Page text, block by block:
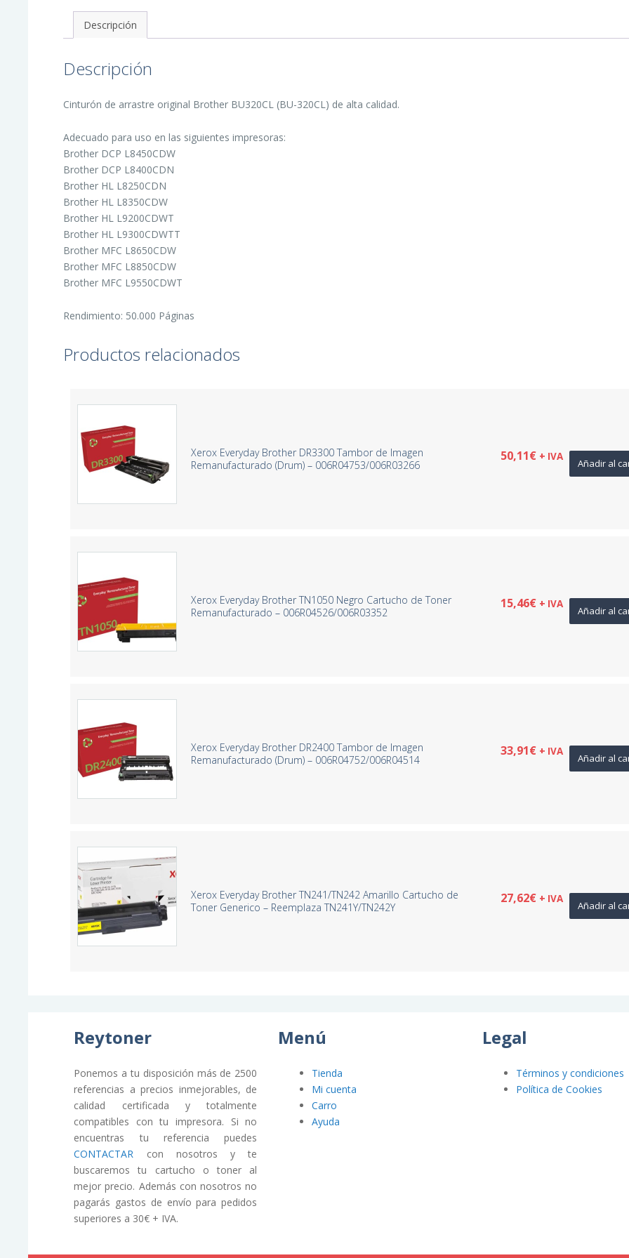
Descripción
Descripción
Cinturón de arrastre original Brother BU320CL (BU-320CL) de alta calidad.
Adecuado para uso en las siguientes impresoras:
Brother DCP L8450CDW
Brother DCP L8400CDN
Brother HL L8250CDN
Brother HL L8350CDW
Brother HL L9200CDWT
Brother HL L9300CDWTT
Brother MFC L8650CDW
Brother MFC L8850CDW
Brother MFC L9550CDWT
Rendimiento: 50.000 Páginas
Productos relacionados
Xerox Everyday Brother DR3300 Tambor de Imagen
Remanufacturado (Drum) – 006R04753/006R03266
50,11€ + IVA
Añadir al
Xerox Everyday Brother TN1050 Negro Cartucho de Toner
Remanufacturado – 006R04526/006R03352
15,46€ + IVA
Añadir al
Xerox Everyday Brother DR2400 Tambor de Imagen
Remanufacturado (Drum) – 006R04752/006R04514
33,91€ + IVA
Añadir al
Xerox Everyday Brother TN241/TN242 Amarillo Cartucho de
Toner Generico – Reemplaza TN241Y/TN242Y
27,62€ + IVA
Añadir al
Reytoner
Ponemos a tu disposición más de 2500
referencias a precios inmejorables, de
calidad certificada y totalmente
compatibles con tu impresora. Si no
encuentras tu referencia puedes
CONTACTAR con nosotros y te
buscaremos tu cartucho o toner al
mejor precio. Además con nosotros no
pagarás gastos de envío para pedidos
superiores a 30€ + IVA.
Menú
Tienda
Mi cuenta
Carro
Ayuda
Legal
Términos y condiciones
Política de Cookies